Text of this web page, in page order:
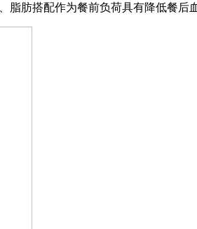
肪搭配作为餐前负荷具有降低餐后血